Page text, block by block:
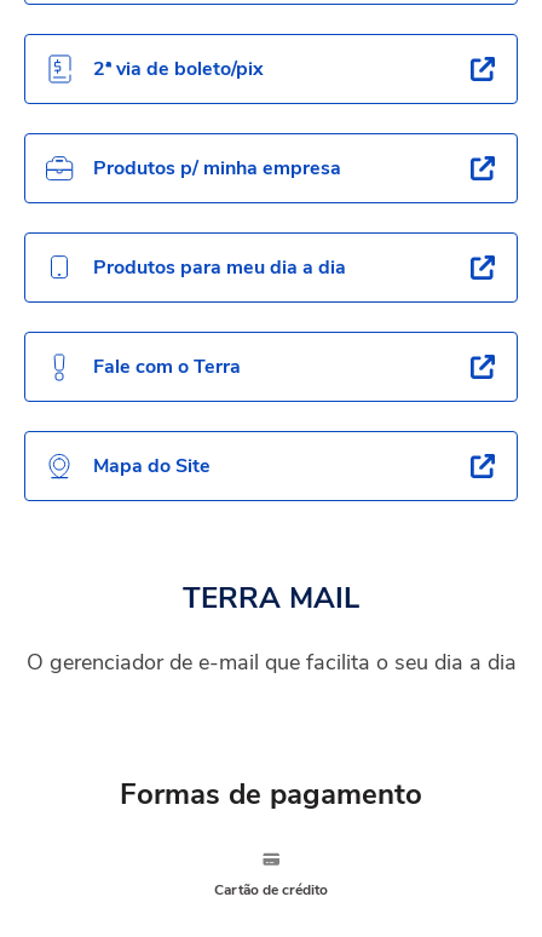
2ª via de boleto/pix
Produtos p/ minha empresa
Produtos para meu dia a dia
Fale com o Terra
Mapa do Site
TERRA MAIL
O gerenciador de e-mail que facilita o seu dia a dia
Formas de pagamento
Cartão de crédito